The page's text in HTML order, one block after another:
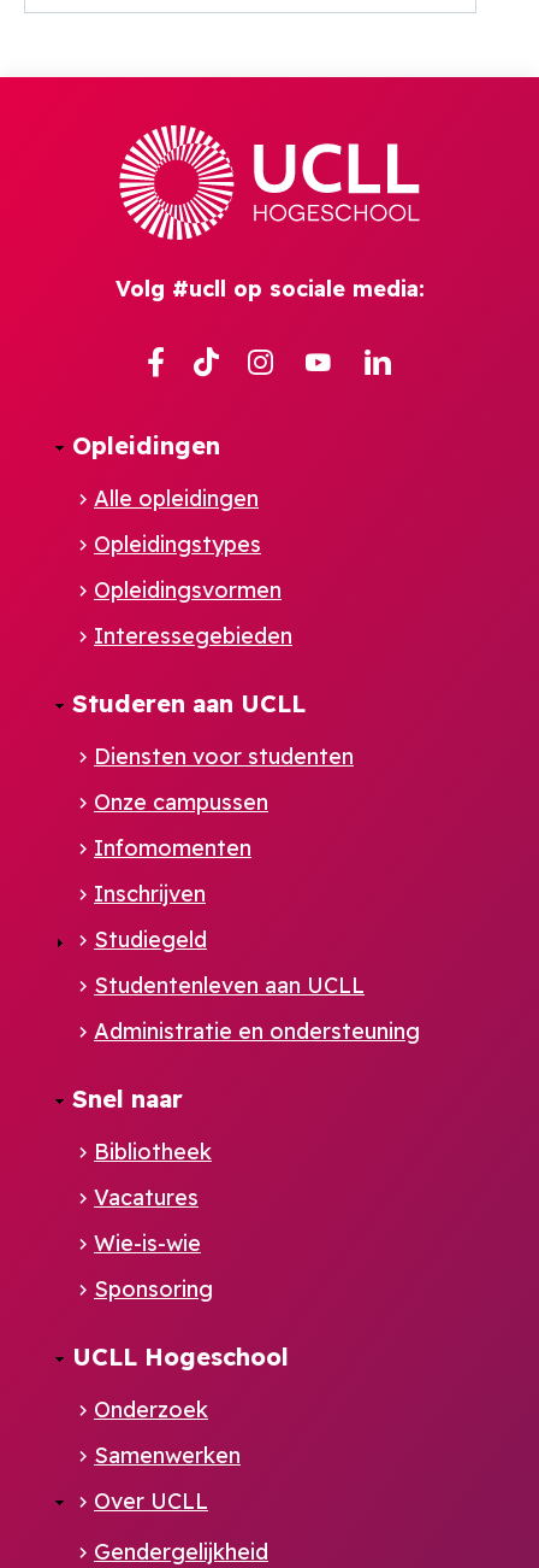
Volg #ucll op sociale media:
Facebook
TikTok Instagram
YouTube
Footer
NL
Opleidingen
Alle opleidingen
Opleidingstypes
Opleidingsvormen
Interessegebieden
Studeren aan UCLL
Diensten voor studenten
Onze campussen
Infomomenten
Inschrijven
Studiegeld
Studentenleven aan UCLL
Administratie en ondersteuning
Snel naar
Bibliotheek
Vacatures
Wie-is-wie
Sponsoring
UCLL Hogeschool
Onderzoek
Samenwerken
Over UCLL
Gendergelijkheid